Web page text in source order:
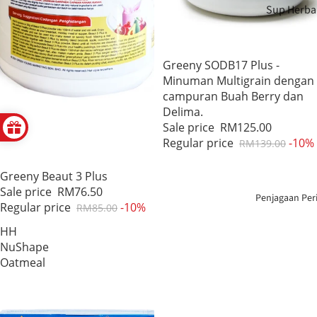
Payudara
Badan
Penjagaan
Mata
Hati
Sup
Teh
Herba
Tanpa
Sulfur
Makanan
Enzim &
Penjagaan
Sale
Greeny Beaut 3 Plus
Sale price RM76.50
Regular price RM85.00 -10%
Sale
Greeny SODB17 Plus -
Minuman Multigrain dengan
campuran Buah Berry dan
Delima.
Sale price RM125.00
Regular price RM139.00 -10%
HH
NuShape
Oatmeal